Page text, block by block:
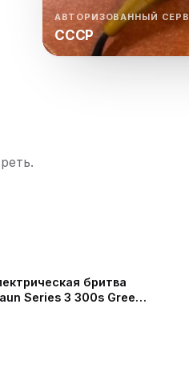
Кулер для воды
АВТОРИЗОВАННЫЙ
СССР
бритва
Series 3 300s Green -